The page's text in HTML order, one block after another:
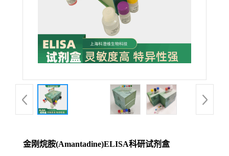
金刚烷胺(Amantadine)ELISA科研试剂盒